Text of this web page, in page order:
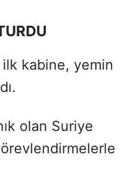
ilk kabine, yemin
olan Suriye